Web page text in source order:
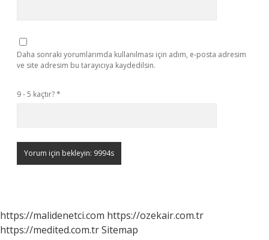
Daha sonraki yorumlarımda kullanılması için adım, e-posta adresim
ve site adresim bu tarayıcıya kaydedilsin.
9 - 5 kaçtır?*
https://malidenetci.com https://ozekair.com.tr
https://medited.com.trSitemap